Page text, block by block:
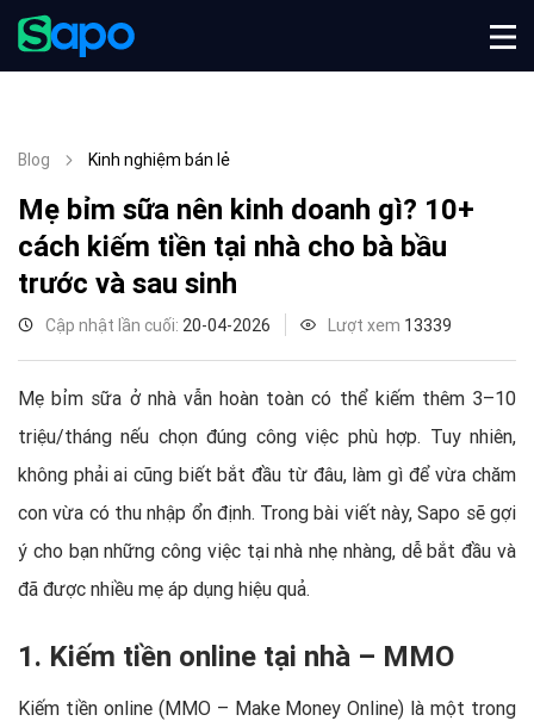
Blog Kinh nghiệm bán lẻ
Mẹ bỉm sữa nên kinh doanh gì? 10+
cách kiếm tiền tại nhà cho bà bầu
trước và sau sinh
Cập nhật lần cuối: 20-04-2026 Lượt xem 13339
Mẹ bỉm sữa ở nhà vẫn hoàn toàn có thể kiếm thêm 3–10
triệu/tháng nếu chọn đúng công việc phù hợp. Tuy nhiên,
không phải ai cũng biết bắt đầu từ đâu, làm gì để vừa chăm
con vừa có thu nhập ổn định. Trong bài viết này, Sapo sẽ gợi
ý cho bạn những công việc tại nhà nhẹ nhàng, dễ bắt đầu và
đã được nhiều mẹ áp dụng hiệu quả.
1. Kiếm tiền online tại nhà – MMO
Kiếm tiền online (MMO – Make Money Online) là một trong